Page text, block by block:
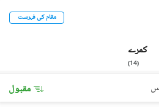
کمرے
(
14
)
مقام کی فہرست
مقبول